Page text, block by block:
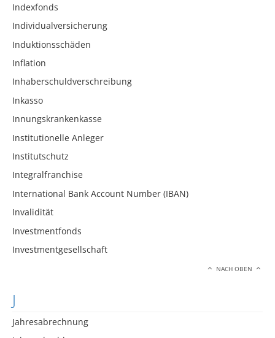
Indexfonds
Individualversicherung
Induktionsschäden
Inflation
Inhaberschuldverschreibung
Inkasso
Innungskrankenkasse
Institutionelle Anleger
Institutschutz
Integralfranchise
International Bank Account Number (IBAN)
Invalidität
Investmentfonds
Investmentgesellschaft
NACH OBEN
J
Jahresabrechnung